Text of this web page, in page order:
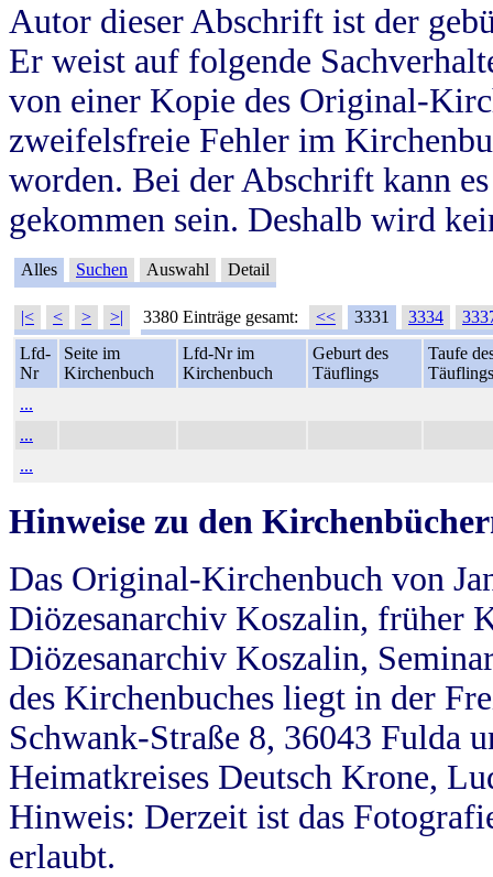
Autor dieser Abschrift ist der
Er weist auf folgende
von einer Kopie des Original-
zweifelsfreie Fehler im
worden. Bei der Abschrift kann
gekommen sein. Deshalb wird
Alles Suchen Auswahl Detail
|< < > >| 3380 Einträge gesamt: << 3331 3334
Lfd-
Nr
Seite im
Kirchenbuch
Lfd-Nr im
Kirchenbuch
Geburt des
Täuflings
Taufe
Täuflings
...
...
...
Hinweise zu den
Das Original-Kirchenbuch von
Diözesanarchiv Koszalin, früher
Diözesanarchiv Koszalin,
des Kirchenbuches liegt in der
Schwank-Straße 8, 36043 Fulda
Heimatkreises Deutsch Krone,
Hinweis: Derzeit ist das
erlaubt.